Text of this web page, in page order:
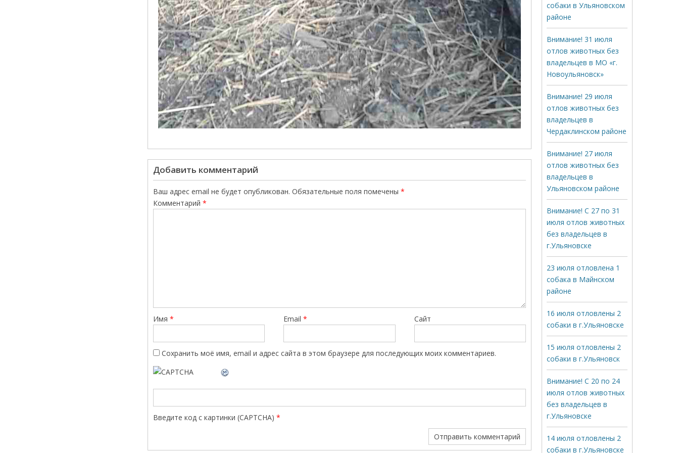
Добавить комментарий
Ваш адрес email не будет опубликован. Обязательные поля помечены *
Комментарий *
Имя * Email* Сайт
Сохранить моё имя, email и адрес сайта в этом браузере для последующих моих комментариев.
Введите код с картинки (CAPTCHA) *
собаки в Ульяновском
районе
Внимание! 31 июля
отлов животных без
владельцев в МО «г.
Новоульяновск»
Внимание! 29 июля
отлов животных без
владельцев в
Чердаклинском районе
Внимание! 27 июля
отлов животных без
владельцев в
Ульяновском районе
Внимание! С 27 по 31
июля отлов животных
без владельцев в
г.Ульяновске
23 июля отловлена 1
собака в Майнском
районе
16 июля отловлены 2
собаки в г.Ульяновске
15 июля отловлены 2
собаки в г.Ульяновск
Внимание! С 20 по 24
июля отлов животных
без владельцев в
г.Ульяновске
14 июля отловлены 2
собаки в г.Ульяновске